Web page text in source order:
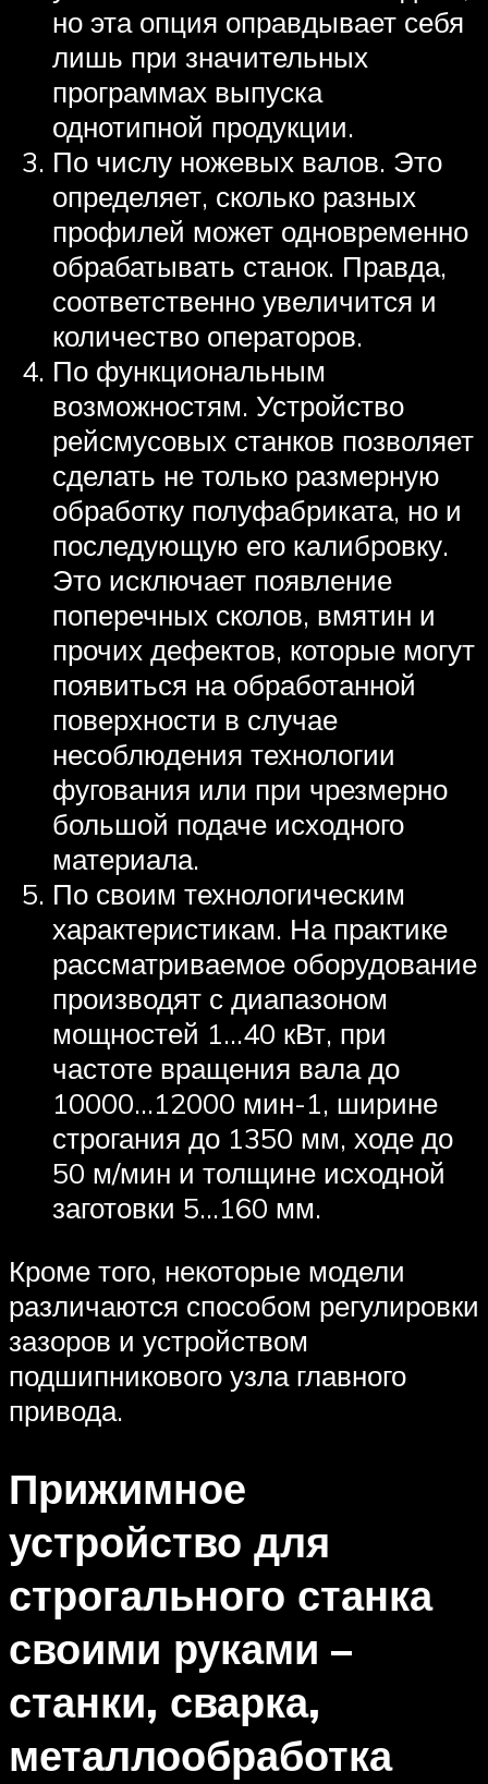
но эта опция оправдывает себя
лишь при значительных
программах выпуска
однотипной продукции.
По числу ножевых валов. Это
определяет, сколько разных
профилей может одновременно
обрабатывать станок. Правда,
соответственно увеличится и
количество операторов.
По функциональным
возможностям. Устройство
рейсмусовых станков позволяет
сделать не только размерную
обработку полуфабриката, но и
последующую его калибровку.
Это исключает появление
поперечных сколов, вмятин и
прочих дефектов, которые могут
появиться на обработанной
поверхности в случае
несоблюдения технологии
фугования или при чрезмерно
большой подаче исходного
материала.
По своим технологическим
характеристикам. На практике
рассматриваемое оборудование
производят с диапазоном
мощностей 1…40 кВт, при
частоте вращения вала до
10000…12000 мин-1, ширине
строгания до 1350 мм, ходе до
50 м/мин и толщине исходной
заготовки 5…160 мм.
Кроме того, некоторые модели
различаются способом регулировки
зазоров и устройством
подшипникового узла главного
привода.
Прижимное
устройство для
строгального станка
своими руками –
станки, сварка,
металлообработка